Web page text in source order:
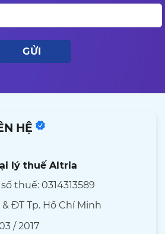
HỆ
lý thuế Altria
thuế: 0314313589
& ĐT Tp. Hồ Chí Minh
/ 2017